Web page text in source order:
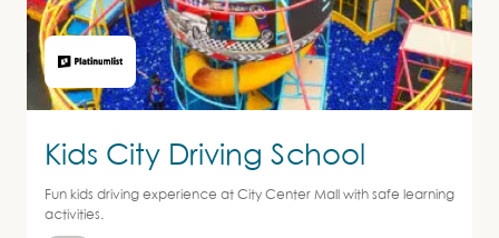
Kids City Driving School
Fun kids driving experience at City Center Mall with safe learning
activities.